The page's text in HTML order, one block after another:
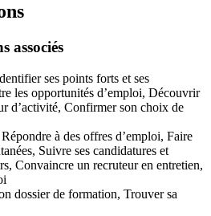
associés
ses points forts et ses
les opportunités d’emploi, Découvrir
d’activité, Confirmer son choix de
Répondre à des offres d’emploi, Faire
Suivre ses candidatures et
Convaincre un recruteur en entretien,
dossier de formation, Trouver sa